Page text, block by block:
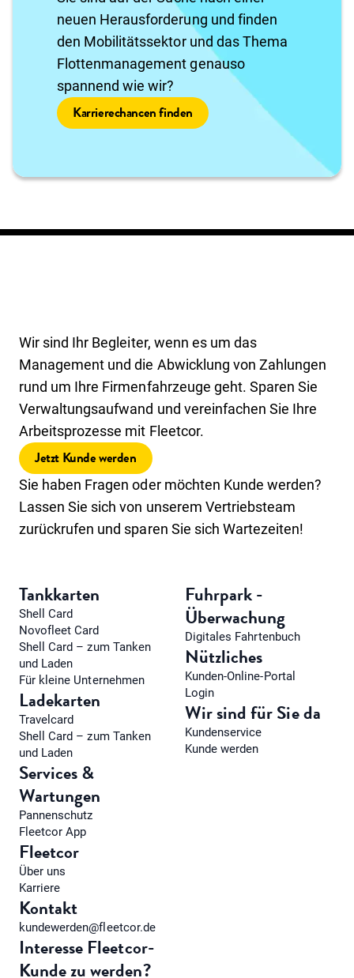
neuen Herausforderung und finden
den Mobilitätssektor und das Thema
Flottenmanagement genauso
spannend wie wir?
Karrierechancen finden
Wir sind Ihr Begleiter, wenn es um das
Management und die Abwicklung von Zahlungen
rund um Ihre Firmenfahrzeuge geht. Sparen Sie
Verwaltungsaufwand und vereinfachen Sie Ihre
Arbeitsprozesse mit Fleetcor.
Jetzt Kunde werden
Sie haben Fragen oder möchten Kunde werden?
Lassen Sie sich von unserem Vertriebsteam
zurückrufen und sparen Sie sich Wartezeiten!
Tankkarten
Shell Card
Novofleet Card
Shell Card – zum Tanken
und Laden
Für kleine Unternehmen
Ladekarten
Travelcard
Shell Card – zum Tanken
und Laden
Services &
Wartungen
Pannenschutz
Fleetcor App
Fuhrpark -
Überwachung
Digitales Fahrtenbuch
Nützliches
Kunden-Online-Portal
Login
Wir sind für Sie da
Kundenservice
Kunde werden
Fleetcor
Über uns
Karriere
Kontakt
kundewerden@fleetcor.de
Interesse Fleetcor-
Kunde zu werden?